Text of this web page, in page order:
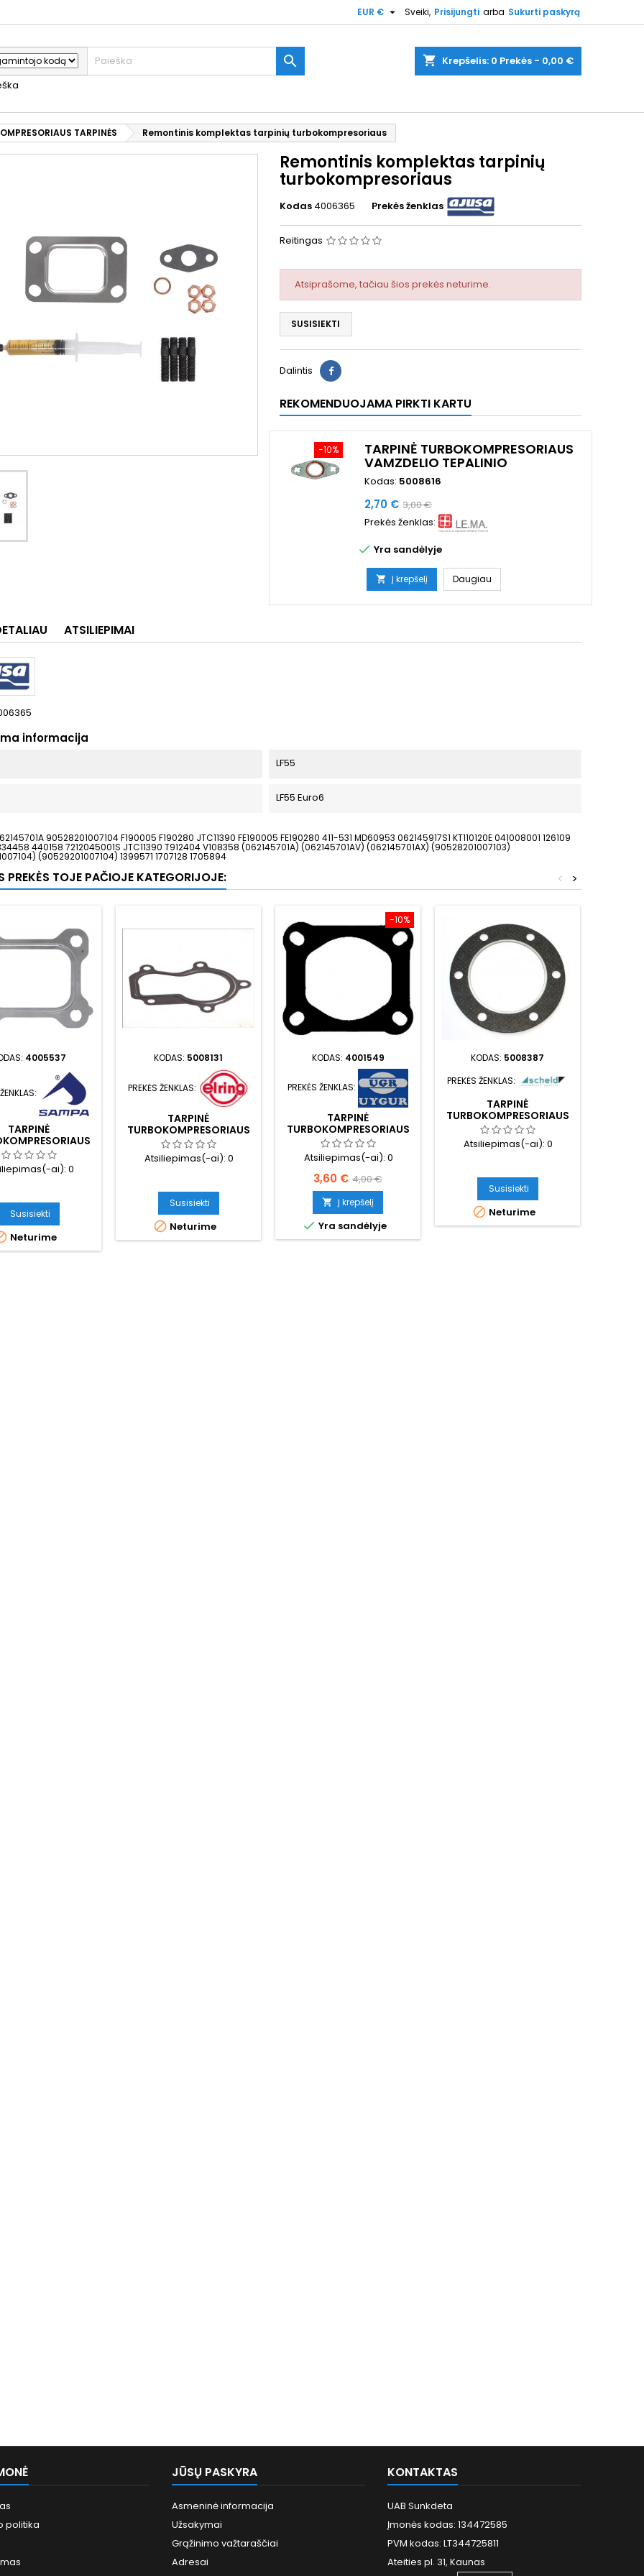
Sveiki, Prisijungti arba Sukurti paskyrą
EUR € 
shopping_cart Krepšelis: 0 Prekės - 0,00 €

TARPINĖS Remontinis komplektas tarpinių turbokompresoriaus
Remontinis komplektas tarpinių
turbokompresoriaus
Kodas 4006365 Prekės ženklas
Reitingas
Atsiprašome, tačiau šios prekės neturime.
SUSISIEKTI
Dalintis
REKOMENDUOJAMA PIRKTI KARTU
−10% TARPINĖ TURBOKOMPRESORIAUS
VAMZDELIO TEPALINIO
Kodas: 5008616
Kaina
2,70 € Bazinė
kaina
3,00 €
Prekės ženklas:
 Yra sandėlyje
 Į krepšelį Daugiau
ATSILIEPIMAI
informacija
LF55
LF55 Euro6
90528201007104 F190005 F190280 JTC11390 FE190005 FE190280 411-531 MD60953 062145917S1 KT110120E 041008001 126109
440158 7212045001S JTC11390 T912404 V108358 (062145701A) (062145701AV) (062145701AX) (90528201007103)
(90529201007104) 1399571 1707128 1705894
PREKĖS TOJE PAČIOJE KATEGORIJOJE: >
<
4005537
TARPINĖ
IŠMETIMO
ai): 0
Susisiekti
Neturime
KODAS: 5008131
PREKĖS ŽENKLAS:
TARPINĖ
TURBOKOMPRESORIAUS
ĮSIURBIMO
Atsiliepimas(-ai): 0
Susisiekti
 Neturime
−10%
KODAS: 4001549
PREKĖS ŽENKLAS:
TARPINĖ
TURBOKOMPRESORIAUS
Atsiliepimas(-ai): 0
Kaina
3,60 € Bazinė
kaina
4,00 €
 Į krepšelį
 Yra sandėlyje
KODAS: 5008387
PREKĖS ŽENKLAS:
TARPINĖ
TURBOKOMPRESORIAUS
ĮSIURBIMO
Atsiliepimas(-ai): 0
Susisiekti
 Neturime
politika
JŪSŲ PASKYRA
Asmeninė informacija
Užsakymai
Grąžinimo važtaraščiai
Adresai
KONTAKTAS
UAB Sunkdeta
Įmonės kodas: 134472585
PVM kodas: LT344725811
Ateities pl. 31, Kaunas